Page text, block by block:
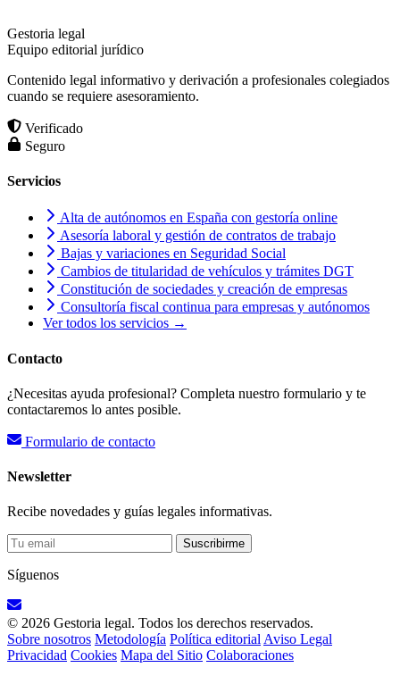
Gestoria legal
Equipo editorial jurídico
Contenido legal informativo y derivación a profesionales colegiados
cuando se requiere asesoramiento.
Verificado
Seguro
Servicios
Alta de autónomos en España con gestoría online
Asesoría laboral y gestión de contratos de trabajo
Bajas y variaciones en Seguridad Social
Cambios de titularidad de vehículos y trámites DGT
Constitución de sociedades y creación de empresas
Consultoría fiscal continua para empresas y autónomos
Ver todos los servicios →
Contacto
¿Necesitas ayuda profesional? Completa nuestro formulario y te
contactaremos lo antes posible.
Formulario de contacto
Newsletter
Recibe novedades y guías legales informativas.
Suscribirme
Síguenos
© 2026 Gestoria legal. Todos los derechos reservados.
Sobre nosotros Metodología Política editorialAviso Legal
Privacidad Cookies Mapa del Sitio Colaboraciones